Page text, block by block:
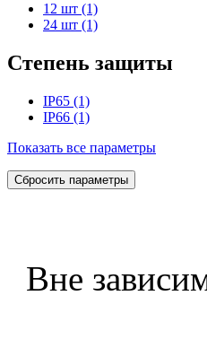
12 шт (1)
24 шт (1)
Степень защиты
IP65 (1)
IP66 (1)
Показать все параметры
Вне